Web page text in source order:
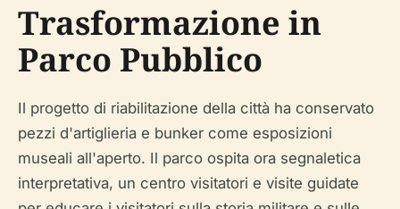
Trasformazione in
Parco Pubblico
Il progetto di riabilitazione della città ha conservato
pezzi d'artiglieria e bunker come esposizioni
museali all'aperto. Il parco ospita ora segnaletica
interpretativa, un centro visitatori e visite guidate